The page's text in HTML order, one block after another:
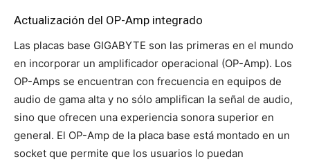
Actualización del OP-Amp integrado
Las placas base GIGABYTE son las primeras en el mundo
en incorporar un amplificador operacional (OP-Amp). Los
OP-Amps se encuentran con frecuencia en equipos de
audio de gama alta y no sólo amplifican la señal de audio,
sino que ofrecen una experiencia sonora superior en
general. El OP-Amp de la placa base está montado en un
socket que permite que los usuarios lo puedan